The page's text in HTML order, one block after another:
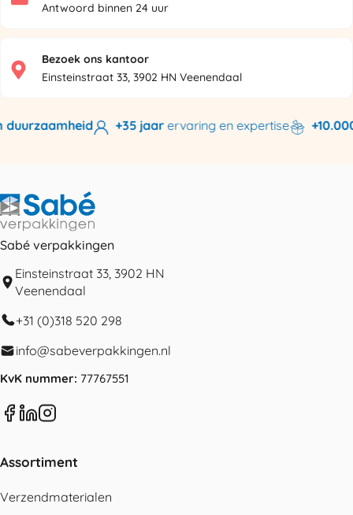
Antwoord binnen 24 uur
Bezoek ons kantoor
Einsteinstraat 33, 3902 HN Veenendaal
+35 jaarervaring en expertise +10.000
Sabé verpakkingen
Einsteinstraat 33, 3902 HN
Veenendaal
+31 (0)318 520 298
info@sabeverpakkingen.nl
KvK nummer: 77767551
Assortiment
Verzendmaterialen